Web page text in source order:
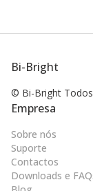
Bi-Bright
© Bi-Bright
Empresa
Sobre nós
Suporte
Contactos
Downloads e